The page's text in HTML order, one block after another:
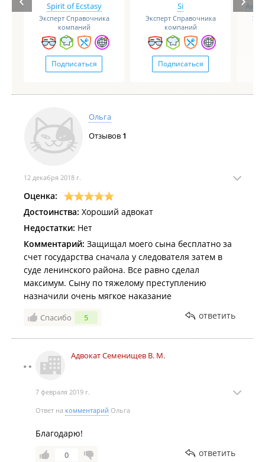
Spirit of Ecstasy
Эксперт Справочника
компаний
Подписаться
Si
Эксперт Справочника
компаний
Подписаться
Ольга
Отзывов 1
12 декабря 2018 г.
Оценка:
Достоинства: Хороший адвокат
Недостатки: Нет
Комментарий: Защищал моего сына бесплатно за
счет государства сначала у следователя затем в
суде ленинского района. Все равно сделал
максимум. Сыну по тяжелому преступлению
назначили очень мягкое наказание
Спасибо 5 ответить
Адвокат Семенищев В. М.
7 февраля 2019 г.
Ответ на комментарий Ольга
Благодарю!
0 ответить